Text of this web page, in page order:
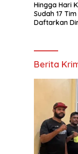
Hingga Hari
Sudah 17
Daftarkan
Teluk Bintuni
Berita